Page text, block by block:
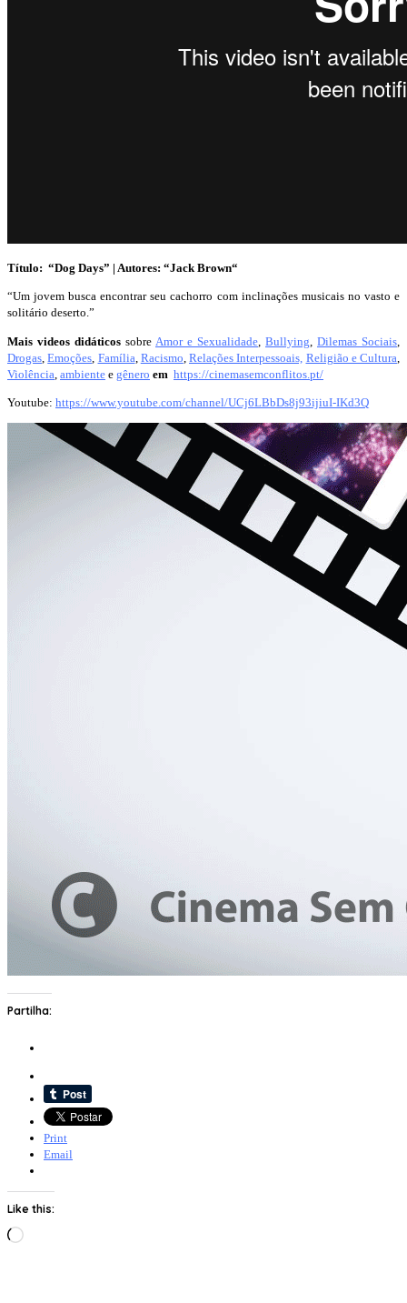
Título: “Dog Days” | Autores: “Jack Brown“
“Um jovem busca encontrar seu cachorro com inclinações musicais no vasto e
solitário deserto.”
Mais videos didáticos sobre Amor e Sexualidade Bullying Dilemas Sociais
Drogas ,Emoções Família Racismo Relações Interpessoais, Religião e Cultura
Violência ambiente e gênero em https://cinemasemconflitos.pt/
Youtube: https://www.youtube.com/channel/UCj6LBbDs8j93ijiuI-IKd3Q
Partilha:
Print
Email
Like this:
Loading…